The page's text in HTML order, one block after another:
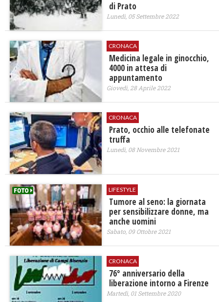
di Prato
Lunedì, 05 Settembre 2022
CRONACA
Medicina legale in ginocchio,
4000 in attesa di
appuntamento
Giovedì, 28 Aprile 2022
CRONACA
Prato, occhio alle telefonate
truffa
Lunedì, 08 Novembre 2021
LIFESTYLE
Tumore al seno: la giornata
per sensibilizzare donne, ma
anche uomini
Sabato, 09 Ottobre 2021
CRONACA
76° anniversario della
liberazione intorno a Firenze
Martedì, 01 Settembre 2020